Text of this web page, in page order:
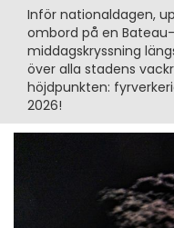
Inför nationaldagen,
ombord på en
middagskryssning
över alla stadens
höjdpunkten:
2026!